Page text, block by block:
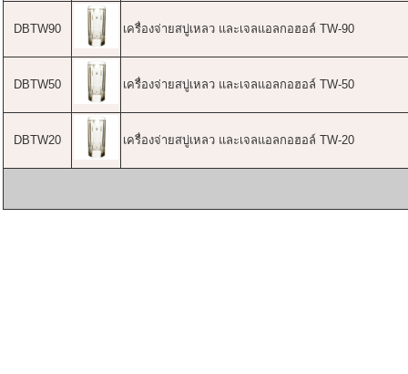
DBTW90 เครื่องจ่ายสบู่เหลว และเจลแอลกอฮอล์ TW-90
DBTW50 เครื่องจ่ายสบู่เหลว และเจลแอลกอฮอล์ TW-50
DBTW20 เครื่องจ่ายสบู่เหลว และเจลแอลกอฮอล์ TW-20